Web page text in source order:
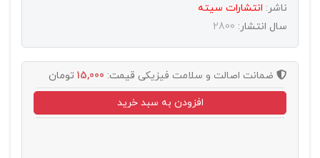
ناشر: انتشارات سيته
سال انتشار: 2800
ضمانت اصالت و سلامت فیزیکی قیمت: 15,000 تومان
افزودن به سبد خرید